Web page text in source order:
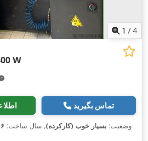
1 /4
W
تماس بگیرید
وضعیت: بسیار خوب (کارکرده), سال ساخت: